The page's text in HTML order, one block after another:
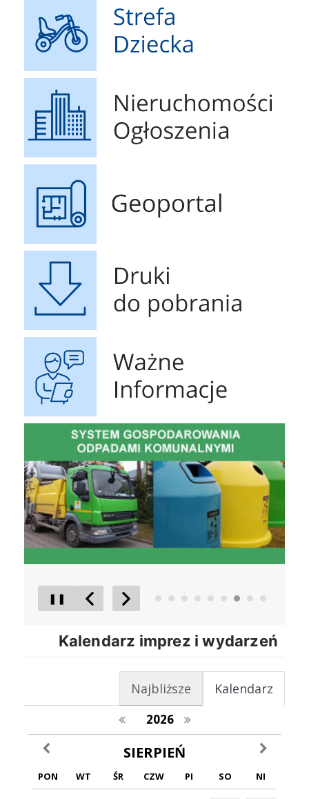
❚❚
Poprzedni Element
Następny Element
Kalendarz imprez i wydarzeń
Kalendarz
Najbliższe
poprzedni rok
2026 następny rok
poprzedni miesiącSIERPIEŃ następny
PON WT ŚR CZW PI SO NI